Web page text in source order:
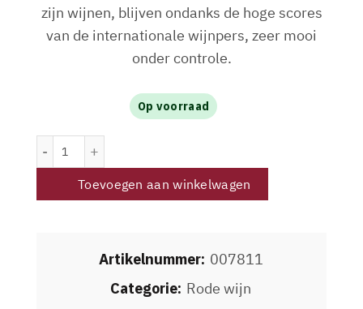
zijn wijnen, blijven ondanks de hoge scores
van de internationale wijnpers, zeer mooi
onder controle.
Op voorraad
Toevoegen aan winkelwagen
Artikelnummer: 007811
Categorie: Rode wijn